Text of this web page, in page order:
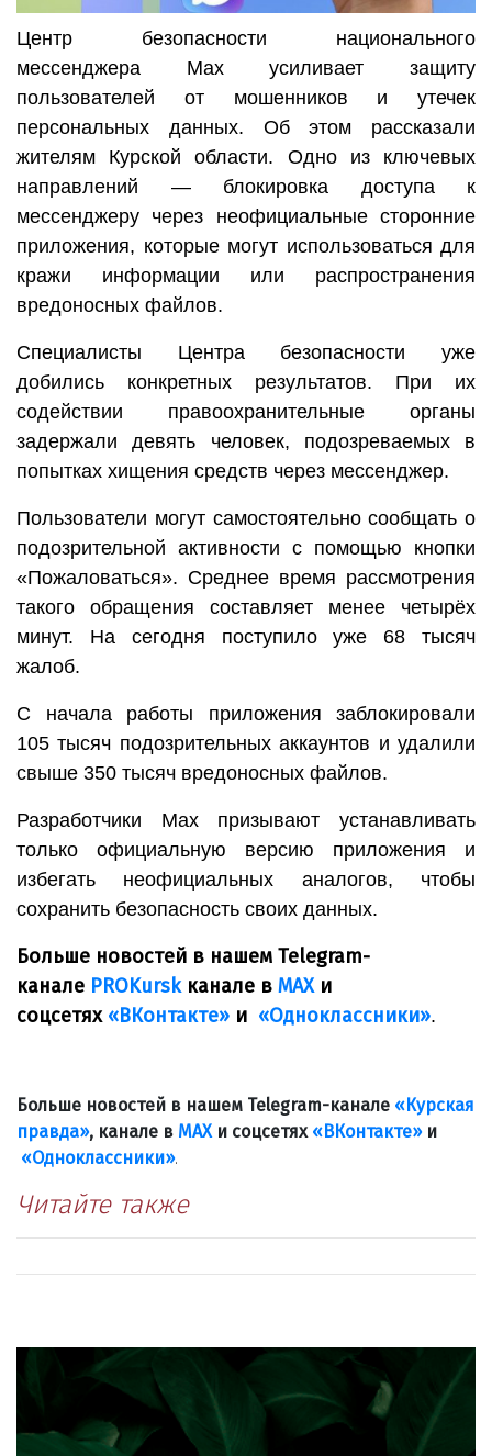
Центр безопасности национального
мессенджера Max усиливает защиту
пользователей от мошенников и утечек
персональных данных. Об этом рассказали
жителям Курской области. Одно из ключевых
направлений — блокировка доступа к
мессенджеру через неофициальные сторонние
приложения, которые могут использоваться для
кражи информации или распространения
вредоносных файлов.
Специалисты Центра безопасности уже
добились конкретных результатов. При их
содействии правоохранительные органы
задержали девять человек, подозреваемых в
попытках хищения средств через мессенджер.
Пользователи могут самостоятельно сообщать о
подозрительной активности с помощью кнопки
«Пожаловаться». Среднее время рассмотрения
такого обращения составляет менее четырёх
минут. На сегодня поступило уже 68 тысяч
жалоб.
С начала работы приложения заблокировали
105 тысяч подозрительных аккаунтов и удалили
свыше 350 тысяч вредоносных файлов.
Разработчики Max призывают устанавливать
только официальную версию приложения и
избегать неофициальных аналогов, чтобы
сохранить безопасность своих данных.
Больше новостей в нашем Telegram-
канале PROKurskканале в МАХи
соцсетях «ВКонтакте» и «Одноклассники».
Больше новостей в нашем Telegram-канале «Курская
правда», канале в МАХи соцсетях «ВКонтакте»и
«Одноклассники».
Читайте также